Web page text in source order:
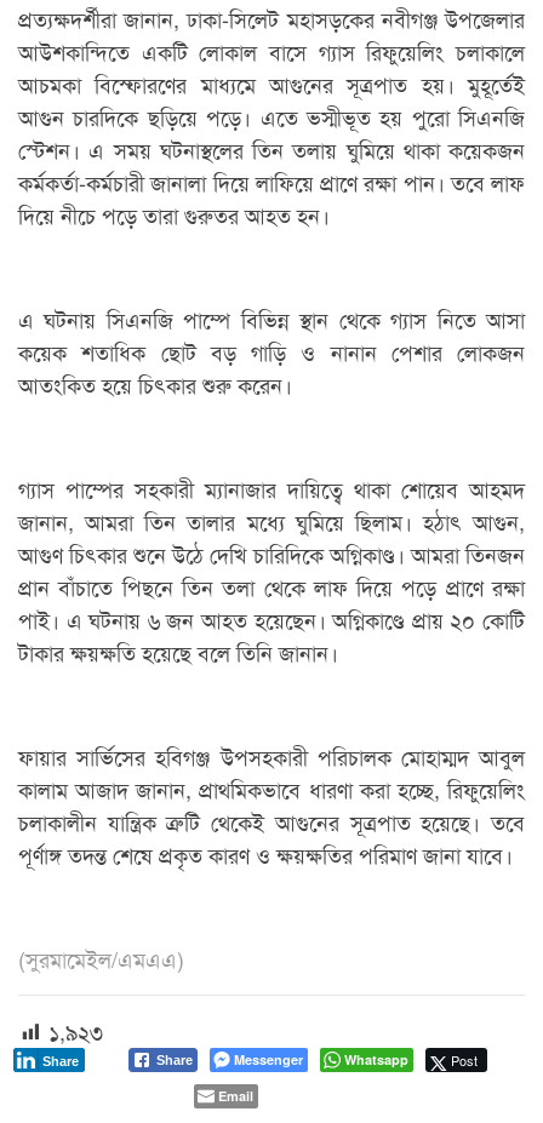
প্রত্যক্ষদর্শীরা জানান, ঢাকা-সিলেট মহাসড়কের নবীগঞ্জ উপজেলার
আউশকান্দিতে একটি লোকাল বাসে গ্যাস রিফুয়েলিং চলাকালে
আচমকা বিস্ফোরণের মাধ্যমে আগুনের সূত্রপাত হয়। মুহূর্তেই
আগুন চারদিকে ছড়িয়ে পড়ে। এতে ভস্মীভূত হয় পুরো সিএনজি
স্টেশন। এ সময় ঘটনাস্থলের তিন তলায় ঘুমিয়ে থাকা কয়েকজন
কর্মকর্তা-কর্মচারী জানালা দিয়ে লাফিয়ে প্রাণে রক্ষা পান। তবে লাফ
দিয়ে নীচে পড়ে তারা গুরুতর আহত হন।
এ ঘটনায় সিএনজি পাম্পে বিভিন্ন স্থান থেকে গ্যাস নিতে আসা
কয়েক শতাধিক ছোট বড় গাড়ি ও নানান পেশার লোকজন
আতংকিত হয়ে চিৎকার শুরু করেন।
গ্যাস পাম্পের সহকারী ম্যানাজার দায়িত্বে থাকা শোয়েব আহমদ
জানান, আমরা তিন তালার মধ্যে ঘুমিয়ে ছিলাম। হঠাৎ আগুন,
আগুণ চিৎকার শুনে উঠে দেখি চারিদিকে অগ্নিকাণ্ড। আমরা তিনজন
প্রান বাঁচাতে পিছনে তিন তলা থেকে লাফ দিয়ে পড়ে প্রাণে রক্ষা
পাই। এ ঘটনায় ৬ জন আহত হয়েছেন। অগ্নিকাণ্ডে প্রায় ২০ কোটি
টাকার ক্ষয়ক্ষতি হয়েছে বলে তিনি জানান।
ফায়ার সার্ভিসের হবিগঞ্জ উপসহকারী পরিচালক মোহাম্মদ আবুল
কালাম আজাদ জানান, প্রাথমিকভাবে ধারণা করা হচ্ছে, রিফুয়েলিং
চলাকালীন যান্ত্রিক ত্রুটি থেকেই আগুনের সূত্রপাত হয়েছে। তবে
পূর্ণাঙ্গ তদন্ত শেষে প্রকৃত কারণ ও ক্ষয়ক্ষতির পরিমাণ জানা যাবে।
(সুরমামেইল/এমএএ)
১,৯২৩
Share Messenger Whatsapp Post
Share
Email